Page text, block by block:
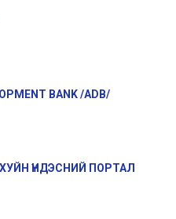
BANK /ADB/
ҮНДЭСНИЙ ПОРТАЛ